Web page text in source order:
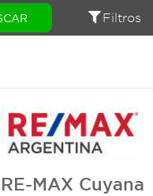
Filtros
RE-MAX Cuyana